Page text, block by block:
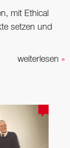
mit Ethical
setzen und
weiterlesen »